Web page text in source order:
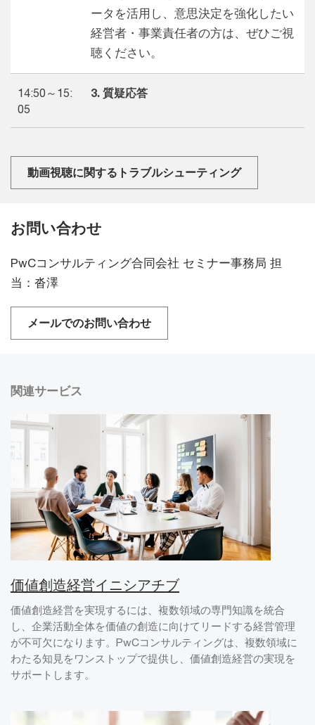
ータを活用し、意思決定を強化したい
経営者・事業責任者の方は、ぜひご視
聴ください。
14:50～15:
05
3. 質疑応答
動画視聴に関するトラブルシューティング
お問い合わせ
PwCコンサルティング合同会社 セミナー事務局 担
当：沓澤
メールでのお問い合わせ
関連サービス
価値創造経営イニシアチブ
価値創造経営を実現するには、複数領域の専門知識を統合
し、企業活動全体を価値の創造に向けてリードする経営管理
が不可欠になります。PwCコンサルティングは、複数領域に
わたる知見をワンストップで提供し、価値創造経営の実現を
サポートします。